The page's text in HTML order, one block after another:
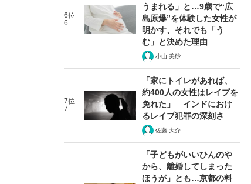
6位
6
うまれる」と…9歳で“広
島原爆”を体験した女性が
明かす、それでも「う
む」と決めた理由
小山 美砂
7位
7
「家にトイレがあれば、
約400人の女性はレイプを
免れた」 インドにおけ
るレイプ犯罪の深刻さ
佐藤 大介
「子どもがいいひんのや
から、離婚してしまった
ほうが」とも…京都の料